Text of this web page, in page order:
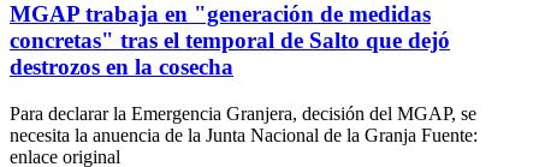
MGAP trabaja en "generación de medidas
concretas" tras el temporal de Salto que dejó
destrozos en la cosecha
Para declarar la Emergencia Granjera, decisión del MGAP, se
necesita la anuencia de la Junta Nacional de la Granja Fuente:
enlace original